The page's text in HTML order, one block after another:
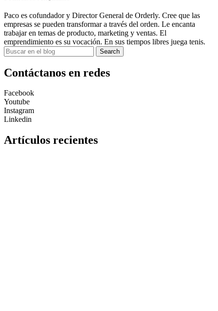
Paco es cofundador y Director General de Orderly. Cree que las
empresas se pueden transformar a través del orden. Le encanta
trabajar en temas de producto, marketing y ventas. El
emprendimiento es su vocación. En sus tiempos libres juega tenis.
Search
Contáctanos en redes
Facebook
Youtube
Instagram
Linkedin
Artículos recientes